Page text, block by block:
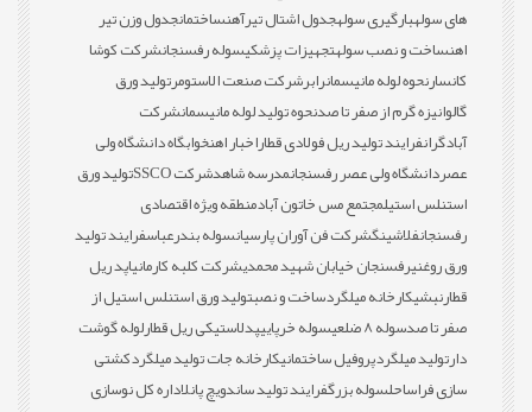
های سولهبارگیری سولهجدول اشتال تیرآهنساختمانجدول وزن تیر
اهنساخت و نصب سولهتجهیزات پزشکیسوله رفسنجانشرکت کوشا
کانسارنحوه لوله مانیسمانرابرشرکت صنعت الاستومرتولید ورق
گالوانیزه گرم از صفر تا صدنحوه تولید لوله مانیسمانشرکت
آبادگرانفرایند تولید ریل فولادی قطاراخبار اهنخوابگاه دانشگاه ولی
عصردانشگاه ولی عصر رفسنجانمدرسه شاهدشرکت SSCO
تولید ورق
استنلس استیلمجتمع مس خاتون آبادمنطقه ویژه اقتصادی
رفسنجانفلاشینگشرکت فن آوران پارسیانسوله بندرعباسفرایند تولید
ورق روغنیرفسنجان خیابان شهید محمدیشرکت کلبه کارمانیاپد ریل
قطارنبشیکارخانه میلگردساخت و نصبتولید ورق استنلس استیل از
صفر تا صدسوله 8 ضلعی سوله خرپاییپدلاستیکی ریل قطارلوله گوشت
دارتولید میلگردپروفیل ساختمانیکارخانه جات تولید میلگردکشتی
سازی فراساحلسوله بزرگفرایند تولید ساندویچ پانلاداره کل نوسازی